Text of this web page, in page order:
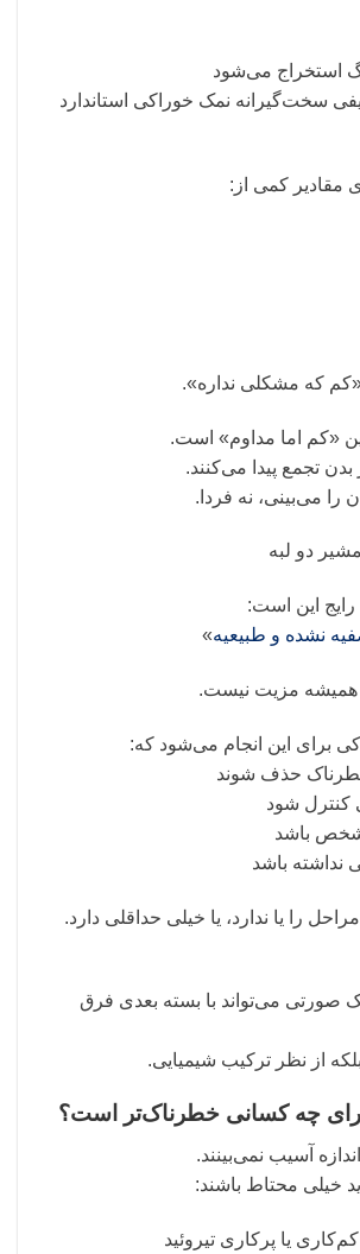
استخراج می‌شود
سخت‌گیرانه نمک خوراکی استاندارد
کمی از:
«کم که مشکلی نداره».
«کم اما مداوم» است.
تجمع پیدا می‌کنند.
را می‌بینی، نه فردا.
دو لبه
این است:
نشده و طبیعیه»
همیشه مزیت نیست.
برای این انجام می‌شود که:
حذف شوند
کنترل شود
باشد
نداشته باشد
را یا ندارد، یا خیلی حداقلی دارد.
صورتی می‌تواند با بسته بعدی فرق
از نظر ترکیب شیمیایی.
چه کسانی خطرناک‌تر است؟
آسیب نمی‌بینند.
خیلی محتاط باشند:
کم‌کاری یا پرکاری تیروئید